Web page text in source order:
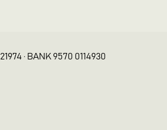
· BANK 9570 0114930